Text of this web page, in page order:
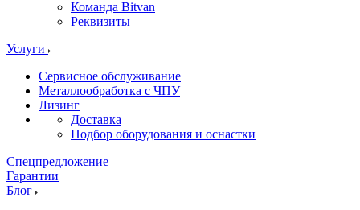
Команда Bitvan
Реквизиты
Услуги
Сервисное обслуживание
Металлообработка с ЧПУ
Лизинг
Доставка
Подбор оборудования и оснастки
Спецпредложение
Гарантии
Блог